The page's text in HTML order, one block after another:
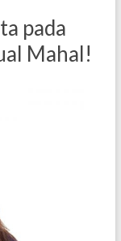
pada
Mahal!